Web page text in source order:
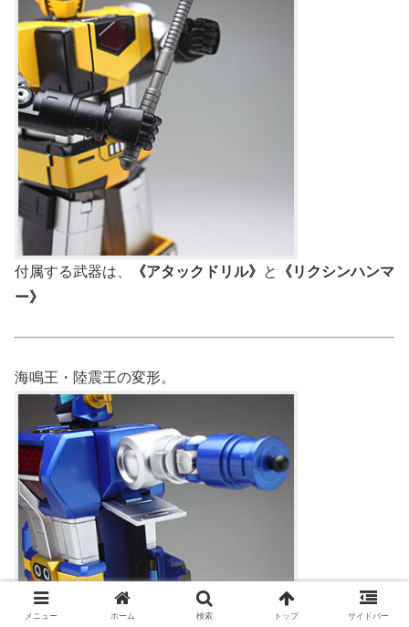
付属する武器は、 《アタックドリル》 と
《リクシンハンマ
ー》
海鳴王・陸震王の変形。
メニュー ホーム 検索 トップ サイドバー